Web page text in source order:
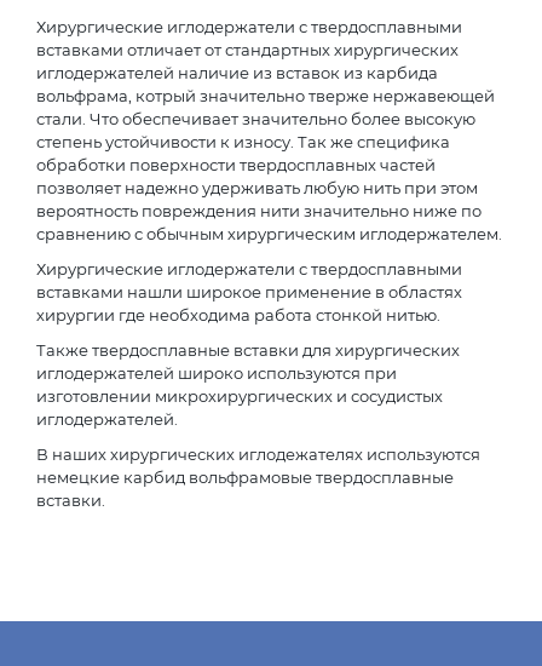
Хирургические иглодержатели с твердосплавными
вставками отличает от стандартных хирургических
иглодержателей наличие из вставок из карбида
вольфрама, котрый значительно тверже нержавеющей
стали. Что обеспечивает значительно более высокую
степень устойчивости к износу. Так же специфика
обработки поверхности твердосплавных частей
позволяет надежно удерживать любую нить при этом
вероятность повреждения нити значительно ниже по
сравнению с обычным хирургическим иглодержателем.
Хирургические иглодержатели с твердосплавными
вставками нашли широкое применение в областях
хирургии где необходима работа стонкой нитью.
Также твердосплавные вставки для хирургических
иглодержателей широко используются при
изготовлении микрохирургических и сосудистых
иглодержателей.
В наших хирургических иглодежателях используются
немецкие карбид вольфрамовые твердосплавные
вставки.